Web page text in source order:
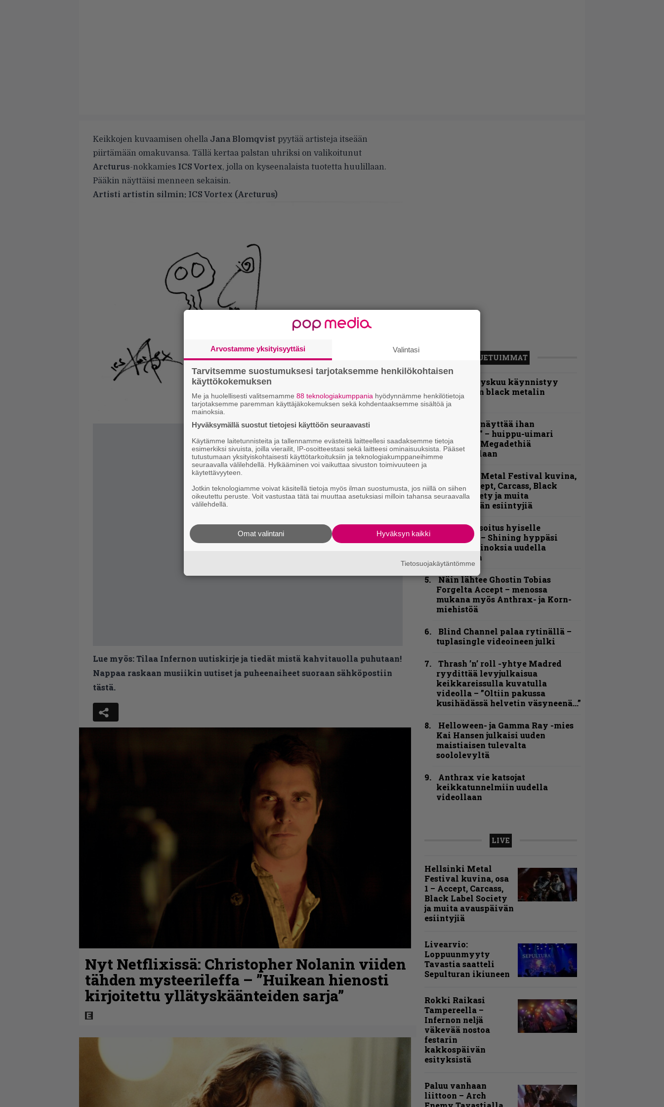
Keikkojen kuvaamisen ohella Jana Blomqvist pyytää artisteja itseään
piirtämään omakuvansa. Tällä kertaa palstan uhriksi on valikoitunut
Arcturus-nokkamies ICS Vortex, jolla on kyseenalaista tuotetta huulillaan.
Pääkin näyttäisi menneen sekaisin.
Artisti artistin silmin: ICS Vortex (Arcturus)
Lue myös:Tilaa Infernon uutiskirje ja tiedät mistä kahvitauolla puhutaan!
Nappaa raskaan musiikin uutiset ja puheenaiheet suoraan sähköpostiin
tästä.
Nyt Netflixissä: Christopher Nolanin viiden
tähden mysteerileffa – ”Huikean hienosti
kirjoitettu yllätyskäänteiden sarja”
LUETUIMMAT
Espoon syyskuu käynnistyy
kotimaisen black metalin
merkeissä
”Mitalini näyttää ihan
plektralta” – huippu-uimari
jamittelee Megadethiä
palkinnollaan
Hellsinki Metal Festival kuvina,
osa 1 – Accept, Carcass, Black
Label Society ja muita
avauspäivän esiintyjiä
Kunnianosoitus hyiselle
Pohjolalle – Shining hyppäsi
keskelle kinoksia uudella
videollaan
Näin lähtee Ghostin Tobias
Forgelta Accept – menossa
mukana myös Anthrax- ja Korn-
miehistöä
Blind Channel palaa rytinällä –
tuplasingle videoineen julki
Thrash ’n’ roll -yhtye Madred
ryydittää levyjulkaisua
keikkareissulla kuvatulla
videolla – ”Oltiin pakussa
kusihädässä helvetin väsyneenä…”
Helloween- ja Gamma Ray -mies
Kai Hansen julkaisi uuden
maistiaisen tulevalta
soololevyltä
Anthrax vie katsojat
keikkatunnelmiin uudella
videollaan
LIVE
Hellsinki Metal
Festival kuvina, osa
1 – Accept, Carcass,
Black Label Society
ja muita avauspäivän
esiintyjiä
Livearvio:
Loppuunmyyty
Tavastia saatteli
Sepulturan ikiuneen
Rokki Raikasi
Tampereella –
Infernon neljä
väkevää nostoa
festarin
kakkospäivän
esityksistä
Paluu vanhaan
liittoon – Arch
Arvostamme yksityisyyttäsi Valintasi
Tarvitsemme suostumuksesi tarjotaksemme henkilökohtaisen
käyttökokemuksen
Me ja huolellisesti valitsemamme 88 teknologiakumppania hyödynnämme henkilötietoja
tarjotaksemme paremman käyttäjäkokemuksen sekä kohdentaaksemme sisältöä ja
mainoksia.
Hyväksymällä suostut tietojesi käyttöön seuraavasti
Käytämme laitetunnisteita ja tallennamme evästeitä laitteellesi saadaksemme tietoja
esimerkiksi sivuista, joilla vierailit, IP-osoitteestasi sekä laitteesi ominaisuuksista. Pääset
tutustumaan yksityiskohtaisesti käyttötarkoituksiin ja teknologiakumppaneihimme
seuraavalla välilehdellä. Hylkääminen voi vaikuttaa sivuston toimivuuteen ja
käytettävyyteen.
Jotkin teknologiamme voivat käsitellä tietoja myös ilman suostumusta, jos niillä on siihen
oikeutettu peruste. Voit vastustaa tätä tai muuttaa asetuksiasi milloin tahansa seuraavalla
välilehdellä.
Hyväksyn kaikki
Omat valintani
Tietosuojakäytäntömme